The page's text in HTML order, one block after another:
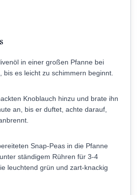
in einer großen Pfanne bei
bis es leicht zu schimmern beginnt.
Knoblauch hinzu und brate ihn
an, bis er duftet, achte darauf,
Snap-Peas in die Pfanne
ständigem Rühren für 3-4
leuchtend grün und zart-knackig